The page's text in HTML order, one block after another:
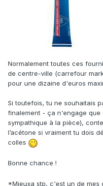
Normalement toutes ces
de centre-ville (carrefour
pour une dizaine d'euros
Si toutefois, tu ne souhaitais
finalement - ça n'engage que
sympathique à la pièce),
l’acétone si vraiment tu dois
colles
Bonne chance !
*Mieuxa stp, c'est un de mes